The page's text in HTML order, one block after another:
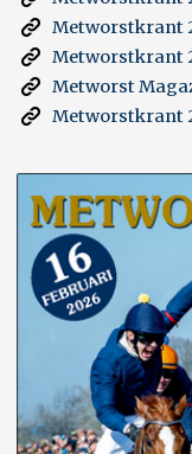
Metworstkrant
Metworstkrant
Metworst
Metworstkrant